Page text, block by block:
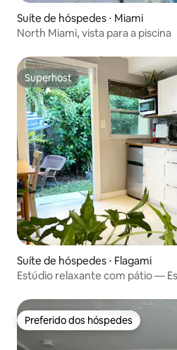
Suíte de hóspedes ⋅ Miami
North Miami, vista para a piscina
Superhost
Superhost
Suíte de hóspedes ⋅ Flagami
Estúdio relaxante com pátio —
Preferido dos hóspedes
Preferido dos hóspedes